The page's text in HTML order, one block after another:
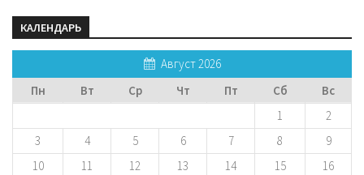
КАЛЕНДАРЬ
Август 2026
Пн
Вт Ср Чт Пт Сб Вс
1
2
3
4 5 6 7 8
9
10
11 12 13 14 15
16